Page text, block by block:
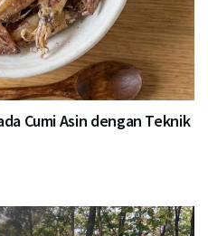
Cumi Asin dengan Teknik